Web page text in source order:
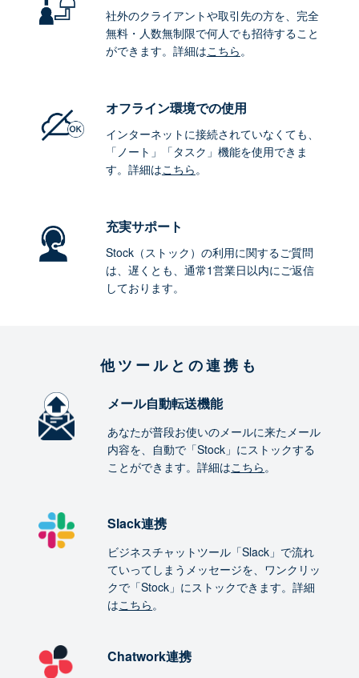
社外のクライアントや取引先の方を、完全
無料・人数無制限で何人でも招待すること
ができます。詳細はこちら。
オフライン環境での使用
インターネットに接続されていなくても、
「ノート」「タスク」機能を使用できま
す。詳細はこちら。
充実サポート
Stock（ストック）の利用に関するご質問
は、遅くとも、通常1営業日以内にご返信
しております。
他ツールとの連携も
メール自動転送機能
あなたが普段お使いのメールに来たメール
内容を、自動で「Stock」にストックする
ことができます。詳細はこちら。
Slack連携
ビジネスチャットツール「Slack」で流れ
ていってしまうメッセージを、ワンクリッ
クで「Stock」にストックできます。詳細
はこちら。
Chatwork連携